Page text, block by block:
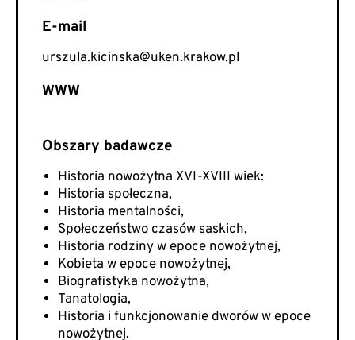
E-mail
urszula.kicinska@uken.krakow.pl
WWW
Historia nowożytna XVI-XVIII wiek:
Historia społeczna,
Historia mentalności,
Społeczeństwo czasów saskich,
Historia rodziny w epoce nowożytnej,
Kobieta w epoce nowożytnej,
Biografistyka nowożytna,
Tanatologia,
Historia i funkcjonowanie dworów w epoce
nowożytnej.